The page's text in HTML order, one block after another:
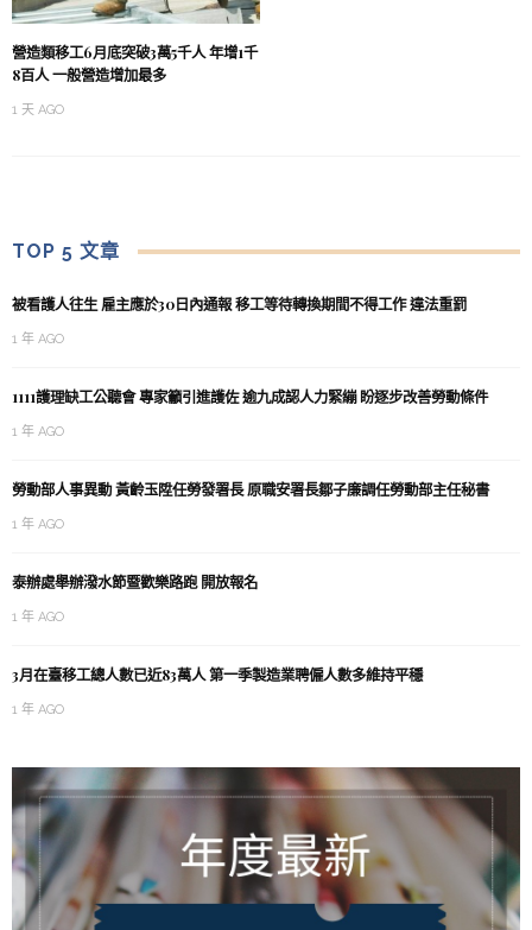
營造類移工6月底突破3萬5千人 年增1千
8百人 一般營造增加最多
1 天 AGO
TOP 5 文章
被看護人往生 雇主應於30日內通報 移工等待轉換期間不得工作 違法重罰
1 年 AGO
1111護理缺工公聽會 專家籲引進護佐 逾九成認人力緊繃 盼逐步改善勞動條件
1 年 AGO
勞動部人事異動 黃齡玉陞任勞發署長 原職安署長鄒子廉調任勞動部主任秘書
1 年 AGO
泰辦處舉辦潑水節暨歡樂路跑 開放報名
1 年 AGO
3月在臺移工總人數已近83萬人 第一季製造業聘僱人數多維持平穩
1 年 AGO